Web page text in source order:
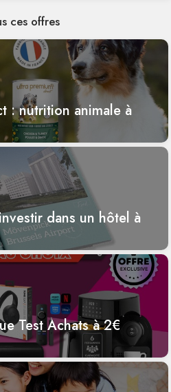
ces offres
: nutrition animale à
dans un hôtel à
Test Achats à 2€